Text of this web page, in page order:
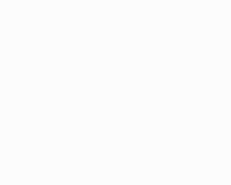
jusqu'à 5 produits Grote...